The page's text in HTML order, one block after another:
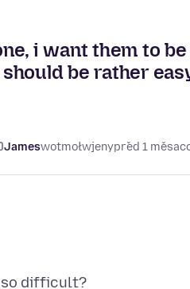
i want them to be
be rather
Jameswotmołwjenypřed 1